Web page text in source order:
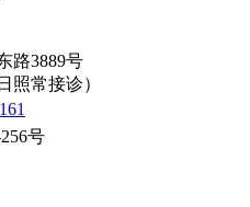
路3889号
照常接诊）
号